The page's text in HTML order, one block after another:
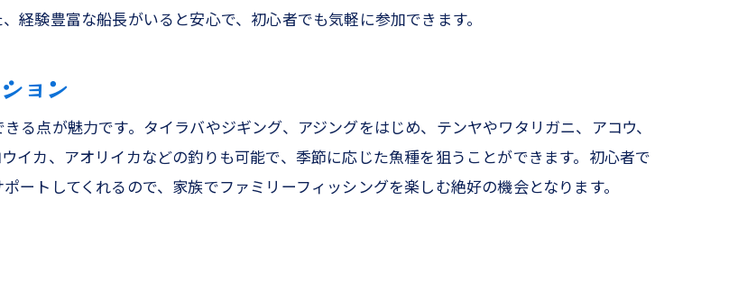
いのベストシーズン
を家族で味わおう
経験豊富な船長がいると安心で、初心者でも気軽に参加できます。
ョン
る点が魅力です。タイラバやジギング、アジングをはじめ、テンヤやワタリガニ、アコウ、
イカ、アオリイカなどの釣りも可能で、季節に応じた魚種を狙うことができます。初心者で
ートしてくれるので、家族でファミリーフィッシングを楽しむ絶好の機会となります。